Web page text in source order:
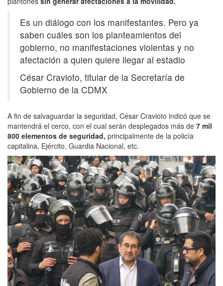
Es un diálogo con los manifestantes. Pero ya
saben cuáles son los planteamientos del
gobierno, no manifestaciones violentas y no
afectación a quien quiere llegar al estadio
César Cravioto, titular de la Secretaría de
Gobierno de la CDMX
A fin de salvaguardar la seguridad, César Cravioto indicó que se
mantendrá el cerco, con el cual serán desplegados más de 7 mil
800 elementos de seguridad, principalmente de la policía
capitalina, Ejército, Guardia Nacional, etc.